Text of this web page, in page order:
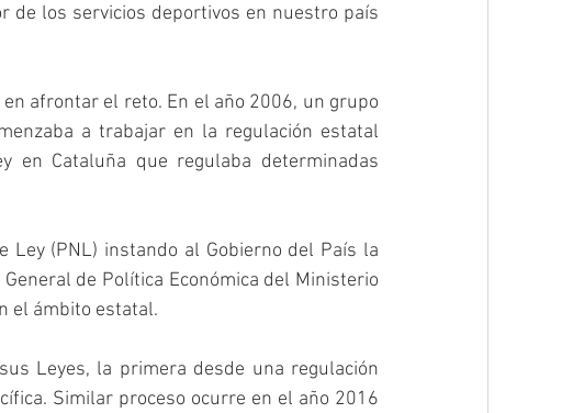
de los servicios deportivos en nuestro país
afrontar el reto. En el año 2006, un grupo
a trabajar en la regulación estatal
Cataluña que regulaba determinadas
Ley (PNL) instando al Gobierno del País la
de Política Económica del Ministerio
el ámbito estatal.
Leyes, la primera desde una regulación
Similar proceso ocurre en el año 2016